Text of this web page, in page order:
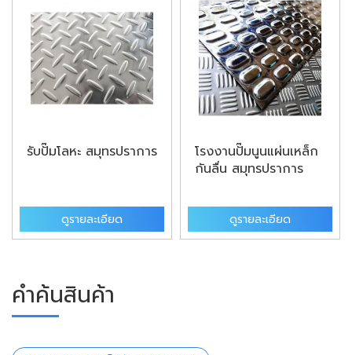
รับปั๊มโลหะ สมุทรปราการ
ดูรายละเอียด
โรงงานปั๊มนูนแผ่นเหล็ก
กันลื่น สมุทรปราการ
ดูรายละเอียด
คำค้นสินค้า